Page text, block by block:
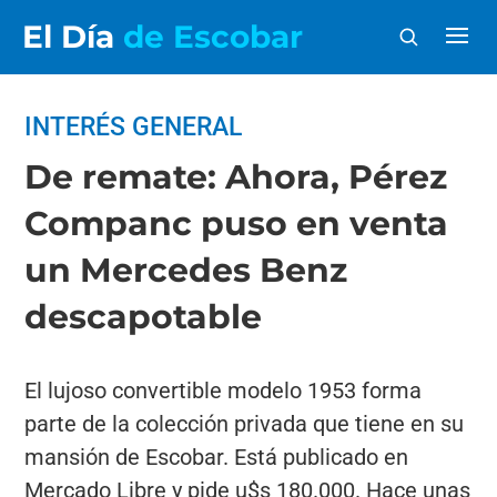
El Día de Escobar
INTERÉS GENERAL
De remate: Ahora, Pérez
Companc puso en venta
un Mercedes Benz
descapotable
El lujoso convertible modelo 1953 forma
parte de la colección privada que tiene en su
mansión de Escobar. Está publicado en
Mercado Libre y pide u$s 180.000. Hace unas